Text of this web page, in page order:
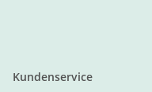
Kundenservice